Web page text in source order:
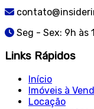
Seg - Sex: 9h às
Links Rápidos
Início
Imóveis à
Locação